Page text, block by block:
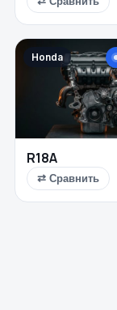
Honda
R18A
⇄ Сравнить